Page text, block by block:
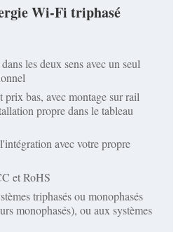
Wi-Fi triphasé
les deux sens avec un seul
prix bas, avec montage sur rail
propre dans le tableau
avec votre propre
et RoHS
triphasés ou monophasés
monophasés), ou aux systèmes